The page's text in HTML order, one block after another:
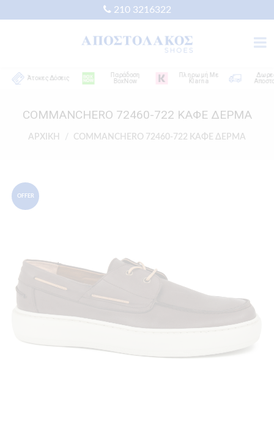
210 3216322
Άτοκες Δόσεις
Παράδοση
BoxNow
Πληρωμή Με
Klarna
Δωρεάν
Αποστολή
COMMANCHERO 72460-722 ΚΑΦΕ ΔΕΡΜΑ
ΑΡΧΙΚΗ COMMANCHERO 72460-722 ΚΑΦΕ ΔΕΡΜΑ
OFFER